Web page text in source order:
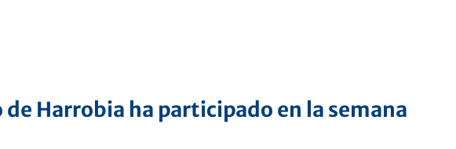
de Harrobia ha participado en la semana